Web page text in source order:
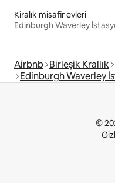
Kiralık misafir evleri
Edinburgh Waverley
Airbnb Birleşik Krallık
Edinburgh Waverley
©